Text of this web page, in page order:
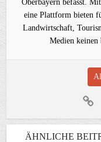
Oberbayern befasst.
eine Plattform bieten
Landwirtschaft,
Medien keinen
ÄHNLICHE